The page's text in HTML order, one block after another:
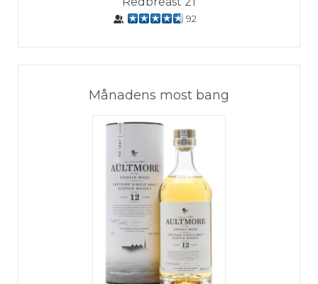
92
Månadens most bang